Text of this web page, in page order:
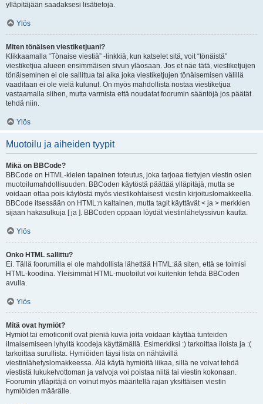
ylläpitäjään saadaksesi lisätietoja.
Ylös
Miten tönäisen viestiketjuani?
Klikkaamalla “Tönaise viestiä” -linkkiä, kun katselet sitä, voit “tönäistä”
viestiketjua alueen ensimmäisen sivun yläosaan. Jos et näe tätä, viestiketjujen
tönäiseminen ei ole sallittua tai aika joka viestiketjujen tönäisemisen välillä
vaaditaan ei ole vielä kulunut. On myös mahdollista nostaa viestiketjua
vastaamalla siihen, mutta varmista että noudatat foorumin sääntöjä jos päätät
tehdä niin.
Ylös
Muotoilu ja aiheiden tyypit
Mikä on BBCode?
BBCode on HTML-kielen tapainen toteutus, joka tarjoaa tiettyjen viestin osien
muotoilumahdollisuuden. BBCoden käytöstä päättää ylläpitäjä, mutta se
voidaan ottaa pois käytöstä myös viestikohtaisesti viestin kirjoituslomakkeella.
BBCode itsessään on HTML:n kaltainen, mutta tagit käyttävät < ja > merkkien
sijaan hakasulkuja [ ja ]. BBCoden oppaan löydät viestinlähetyssivun kautta.
Ylös
Onko HTML sallittu?
Ei. Tällä foorumilla ei ole mahdollista lähettää HTML:ää siten, että se toimisi
HTML-koodina. Yleisimmät HTML-muotoilut voi kuitenkin tehdä BBCoden
avulla.
Ylös
Mitä ovat hymiöt?
Hymiöt tai emoticonit ovat pieniä kuvia joita voidaan käyttää tunteiden
ilmaisemiseen lyhyitä koodeja käyttämällä. Esimerkiksi :) tarkoittaa iloista ja :(
tarkoittaa surullista. Hymiöiden täysi lista on nähtävillä
viestinlähetyslomakkeessa. Älä käytä hymiöitä liikaa, sillä ne voivat tehdä
viestistä lukukelvottoman ja valvoja voi poistaa niitä tai viestin kokonaan.
Foorumin ylläpitäjä on voinut myös määritellä rajan yksittäisen viestin
hymiöiden määrälle.